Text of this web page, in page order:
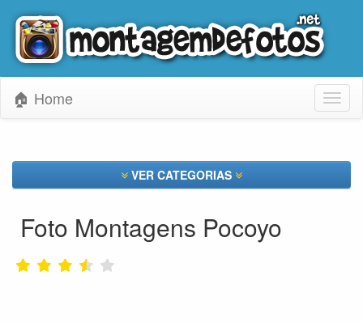
🏠 Home
VER CATEGORIAS
Foto Montagens Pocoyo